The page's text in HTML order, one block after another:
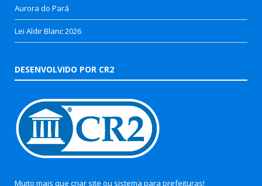
Aurora do Pará
Lei Aldir Blanc 2026
DESENVOLVIDO POR CR2
Muito mais que criar site ou sistema para prefeituras!